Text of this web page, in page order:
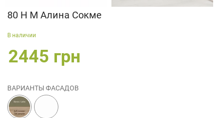
80 Н М Алина Сокме
В наличии
2445 грн
ВАРИАНТЫ ФАСАДОВ